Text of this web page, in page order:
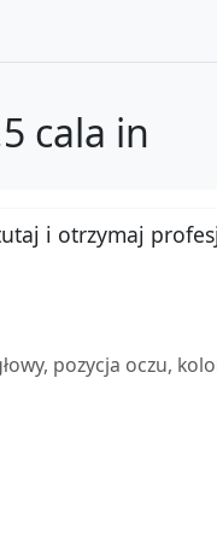
cala in
i otrzymaj
pozycja oczu,